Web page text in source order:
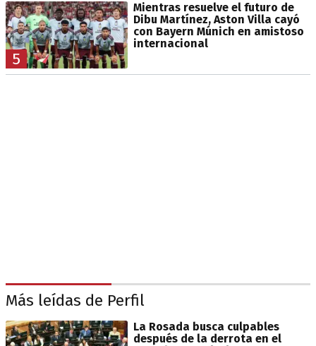
5
Mientras resuelve el futuro de
Dibu Martínez, Aston Villa cayó
con Bayern Múnich en amistoso
internacional
Más leídas de Perfil
La Rosada busca culpables
después de la derrota en el